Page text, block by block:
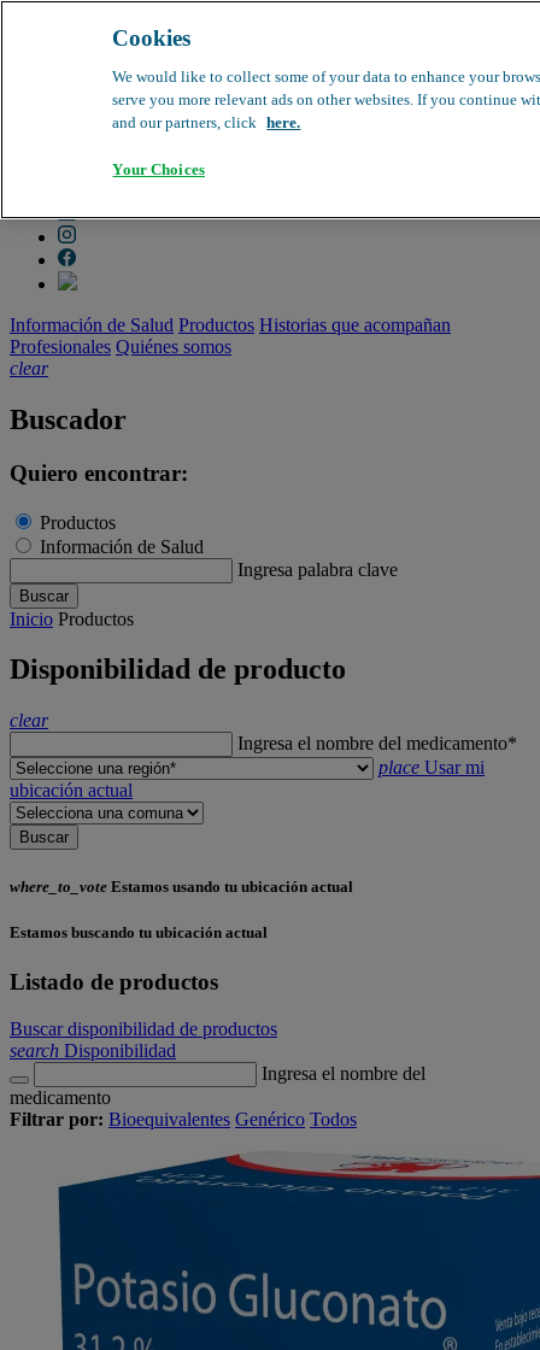
Dirección médica
Farmacovigilancia
Buscador de productos
Información de Salud Productos Historias que acompañan
Profesionales Quiénes somos
clear
Buscador
Quiero encontrar:
Productos
Información de Salud
Ingresa palabra clave
Buscar
Inicio Productos
Disponibilidad de producto
clear
Ingresa el nombre del medicamento*
place Usar mi
ubicación actual
Buscar
where_to_vote Estamos usando tu ubicación actual
Estamos buscando tu ubicación actual
Listado de productos
Buscar disponibilidad de productos
search Disponibilidad
Ingresa el nombre del
medicamento
Filtrar por: Bioequivalentes Genérico Todos
Cookies
We would like to collect some of your data to enhance your
serve you more relevant ads on other websites. If you continue
and our partners, click here.
Your Choices